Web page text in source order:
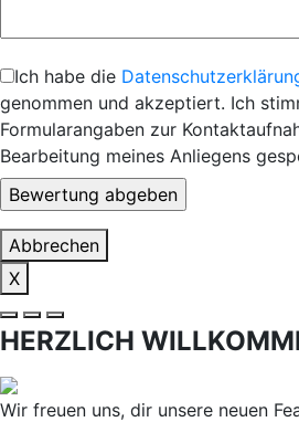
Ich habe die
genommen und akzeptiert. Ich
Formularangaben zur
Bearbeitung meines Anliegens
Abbrechen
X
HERZLICH
Wir freuen uns, dir unsere neuen